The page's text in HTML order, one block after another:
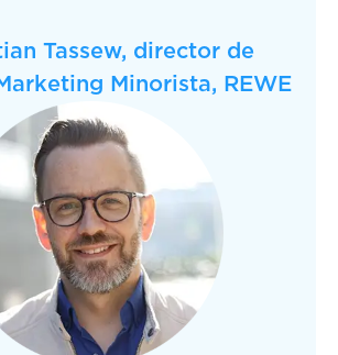
Tassew, director de
Minorista, REWE